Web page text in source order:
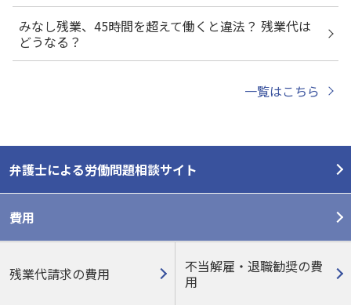
みなし残業、45時間を超えて働くと違法？ 残業代は
どうなる？
一覧はこちら
弁護士による労働問題相談サイト
費用
残業代請求の費用
不当解雇・退職勧奨の費
用